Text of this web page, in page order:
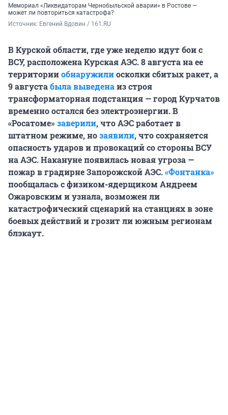
Мемориал «Ликвидаторам Чернобыльской аварии» в Ростове —
может ли повториться катастрофа?
Источник: Евгений Вдовин / 161.RU
В Курской области, где уже неделю идут бои с
ВСУ, расположена Курская АЭС.8 августана ее
территорииобнаружилиосколки сбитых ракет, а
9 августабыла выведенаиз строя
трансформаторная подстанция — город Курчатов
временно остался без электроэнергии. В
«Росатоме»заверили, что АЭС работает в
штатном режиме, нозаявили, что сохраняется
опасность ударов и провокаций со стороны ВСУ
на АЭС. Накануне появилась новая угроза —
пожар в градирне Запорожской АЭС.«Фонтанка»
пообщалась с физиком-ядерщиком Андреем
Ожаровским и узнала, возможен ли
катастрофический сценарий на станциях в зоне
боевых действий и грозит ли южным регионам
блэкаут.